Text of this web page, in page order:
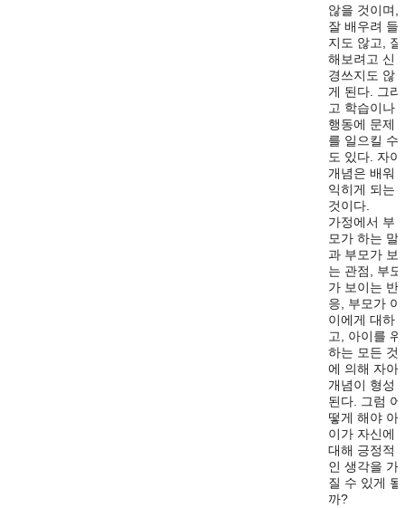
않을 것이며,
잘 배우려 들
지도 않고, 잘
해보려고 신
경쓰지도 않
게 된다. 그리
고 학습이나
행동에 문제
를 일으킬 수
도 있다. 자아
개념은 배워
익히게 되는
것이다.
가정에서 부
모가 하는 말
과 부모가 보
는 관점, 부모
가 보이는 반
응, 부모가 아
이에게 대하
고, 아이를 위
하는 모든 것
에 의해 자아
개념이 형성
된다. 그럼 어
떻게 해야 아
이가 자신에
대해 긍정적
인 생각을 가
질 수 있게 될
까?